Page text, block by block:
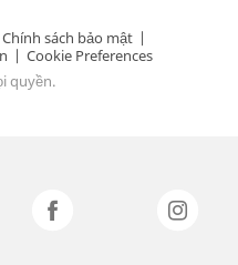
Chính sách bảo mật |
| Cookie Preferences
quyền.